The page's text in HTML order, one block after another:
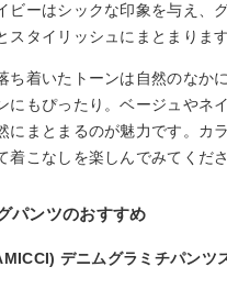
ビーはシックな印象を与え、
スタイリッシュにまとまります
ち着いたトーンは自然のなか
にもぴったり。ベージュやネ
にまとまるのが魅力です。カ
着こなしを楽しんでみてくださ
パンツのおすすめ
デニムグラミチパンツ